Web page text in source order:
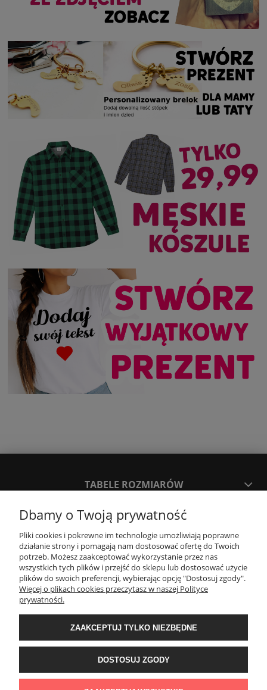
TABELE ROZMIARÓW
SPOSOBY PŁATNOŚCI ORAZ CZAS I KOSZTY DOSTAWY
DOSTAWY
KONTAKT
WYMIANA / ZWROTY / REKLAMACJE
REGULAMINY
Timeforf| ul. SOŁTYKA TADEUSZA 16C /SEGMENT NUMER 6 | 39-
Dbamy o Twoją prywatność
Pliki cookies i pokrewne im technologie umożliwiają poprawne
działanie strony i pomagają nam dostosować ofertę do Twoich
potrzeb. Możesz zaakceptować wykorzystanie przez nas
wszystkich tych plików i przejść do sklepu lub dostosować użycie
plików do swoich preferencji, wybierając opcję "Dostosuj zgody".
Więcej o plikach cookies przeczytasz w naszej Polityce
prywatności.
ZAAKCEPTUJ TYLKO NIEZBĘDNE
DOSTOSUJ ZGODY